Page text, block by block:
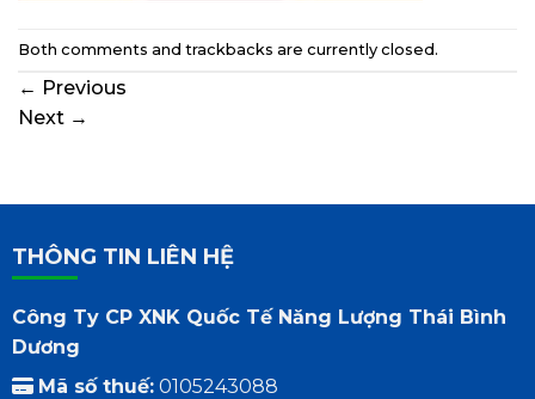
Both comments and trackbacks are currently closed.
← Previous
Next →
THÔNG TIN LIÊN HỆ
Công Ty CP XNK Quốc Tế Năng Lượng Thái Bình
Dương
Mã số thuế:0105243088